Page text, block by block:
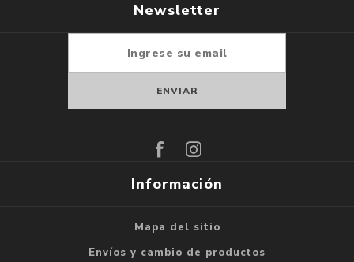
Newsletter
Información
Mapa del sitio
Envíos y cambio de productos